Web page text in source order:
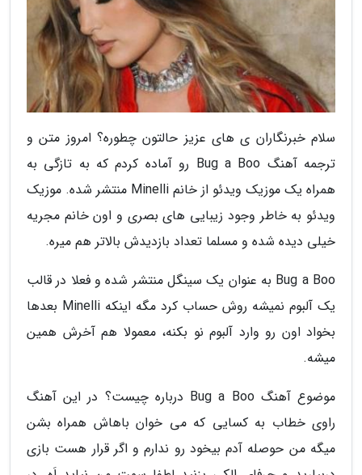
سلام خبرنگاران ی های عزیز حالتون چطوره؟ امروز متن و
ترجمه آهنگ Bug a Boo رو آماده کردم که به تازگی به
همراه یک موزیک ویدئو از خانم Minelli منتشر شده. موزیک
ویدئو به خاطر وجود زیبایی های بصری و اون خانم مجریه
خیلی دیده شده و مسلما تعداد بازدیدش بالاتر هم میره.
Bug a Boo به عنوان یک سینگل منتشر شده و فعلا در قالب
یک آلبوم نمیشه روش حساب کرد مگه اینکه Minelli بعدها
بخواد اون رو وارد آلبوم نو بکنه، معمولا هم آخرش همین
میشه.
موضوع آهنگ Bug a Boo درباره چیست؟ در این آهنگ
راوی خطاب به کسایی که می خوان باهاش همراه بشن
میگه من حوصله آدم بیخود رو ندارم و اگر قرار هست بازی